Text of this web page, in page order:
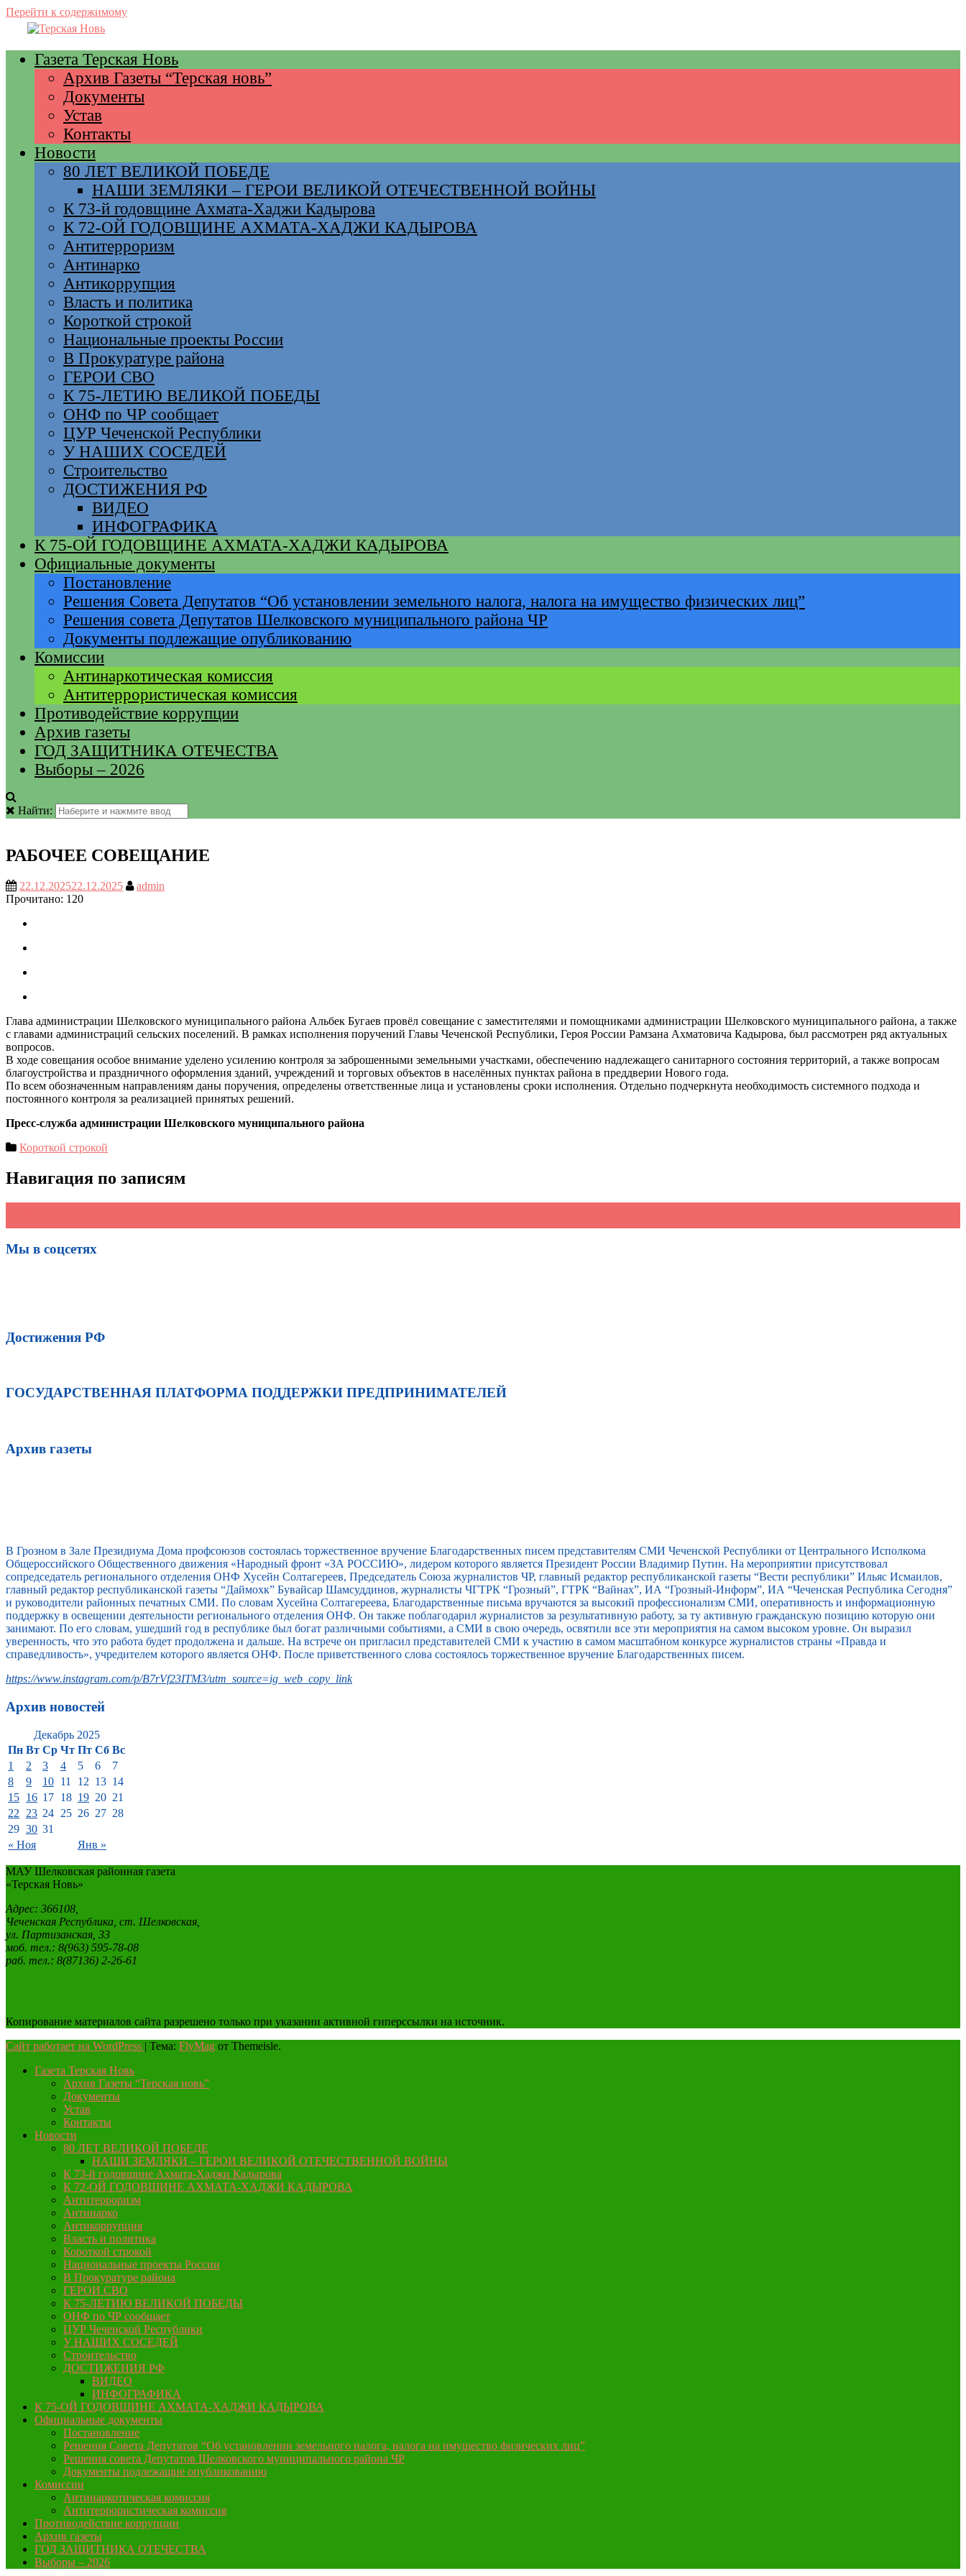
Перейти к содержимому
Газета Терская Новь
Архив Газеты “Терская новь”
Документы
Устав
Контакты
Новости
80 ЛЕТ ВЕЛИКОЙ ПОБЕДЕ
НАШИ ЗЕМЛЯКИ – ГЕРОИ ВЕЛИКОЙ ОТЕЧЕСТВЕННОЙ ВОЙНЫ
К 73-й годовщине Ахмата-Хаджи Кадырова
К 72-ОЙ ГОДОВЩИНЕ АХМАТА-ХАДЖИ КАДЫРОВА
Антитерроризм
Антинарко
Антикоррупция
Власть и политика
Короткой строкой
Национальные проекты России
В Прокуратуре района
ГЕРОИ СВО
К 75-ЛЕТИЮ ВЕЛИКОЙ ПОБЕДЫ
ОНФ по ЧР сообщает
ЦУР Чеченской Республики
У НАШИХ СОСЕДЕЙ
Строительство
ДОСТИЖЕНИЯ РФ
ВИДЕО
ИНФОГРАФИКА
К 75-ОЙ ГОДОВЩИНЕ АХМАТА-ХАДЖИ КАДЫРОВА
Официальные документы
Постановление
Решения Совета Депутатов “Об установлении земельного налога, налога на имущество физических лиц”
Решения совета Депутатов Шелковского муниципального района ЧР
Документы подлежащие опубликованию
Комиссии
Антинаркотическая комиссия
Антитеррористическая комиссия
Противодействие коррупции
Архив газеты
ГОД ЗАЩИТНИКА ОТЕЧЕСТВА
Выборы – 2026
Найти:
РАБОЧЕЕ СОВЕЩАНИЕ
22.12.202522.12.2025
admin
Прочитано: 120
Глава администрации Шелковского муниципального района Альбек Бугаев провёл совещание с заместителями и помощниками администрации Шелковского муниципального района, а также
с главами администраций сельских поселений. В рамках исполнения поручений Главы Чеченской Республики, Героя России Рамзана Ахматовича Кадырова, был рассмотрен ряд актуальных
вопросов.
В ходе совещания особое внимание уделено усилению контроля за заброшенными земельными участками, обеспечению надлежащего санитарного состояния территорий, а также вопросам
благоустройства и праздничного оформления зданий, учреждений и торговых объектов в населённых пунктах района в преддверии Нового года.
По всем обозначенным направлениям даны поручения, определены ответственные лица и установлены сроки исполнения. Отдельно подчеркнута необходимость системного подхода и
постоянного контроля за реализацией принятых решений.
Пресс-служба администрации Шелковского муниципального района
Короткой строкой
Навигация по записям
Мы в соцсетях
Достижения РФ
ГОСУДАРСТВЕННАЯ ПЛАТФОРМА ПОДДЕРЖКИ ПРЕДПРИНИМАТЕЛЕЙ
Архив газеты
В Грозном в Зале Президиума Дома профсоюзов состоялась торжественное вручение Благодарственных писем представителям СМИ Чеченской Республики от Центрального Исполкома
Общероссийского Общественного движения «Народный фронт «ЗА РОССИЮ», лидером которого является Президент России Владимир Путин. На мероприятии присутствовал
сопредседатель регионального отделения ОНФ Хусейн Солтагереев, Председатель Союза журналистов ЧР, главный редактор республиканской газеты “Вести республики” Ильяс Исмаилов,
главный редактор республиканской газеты “Даймохк” Бувайсар Шамсуддинов, журналисты ЧГТРК “Грозный”, ГТРК “Вайнах”, ИА “Грозный-Информ”, ИА “Чеченская Республика Сегодня”
и руководители районных печатных СМИ. По словам Хусейна Солтагереева, Благодарственные письма вручаются за высокий профессионализм СМИ, оперативность и информационную
поддержку в освещении деятельности регионального отделения ОНФ. Он также поблагодарил журналистов за результативную работу, за ту активную гражданскую позицию которую они
занимают. По его словам, ушедший год в республике был богат различными событиями, а СМИ в свою очередь, освятили все эти мероприятия на самом высоком уровне. Он выразил
уверенность, что это работа будет продолжена и дальше. На встрече он пригласил представителей СМИ к участию в самом масштабном конкурсе журналистов страны «Правда и
справедливость», учредителем которого является ОНФ. После приветственного слова состоялось торжественное вручение Благодарственных писем.
https://www.instagram.com/p/B7rVf23ITM3/utm_source=ig_web_copy_link
Архив новостей
Декабрь 2025
Пн Вт Ср Чт Пт Сб Вс
« Ноя Янв »
1 2 3 4 5 6
7
8
9 10 11 12 13 14
15 16 17 18 19 20 21
22
23 24 25 26 27 28
29 30 31
МАУ Шелковская районная газета
«Терская Новь»
Адрес: 366108,
Чеченская Республика, ст. Шелковская,
ул. Партизанская, 33
моб. тел.: 8(963) 595-78-08
раб. тел.: 8(87136) 2-26-61
Копирование материалов сайта разрешено только при указании активной гиперссылки на источник.
Сайт работает на WordPress | Тема: FlyMag от Themeisle.
Газета Терская Новь
Архив Газеты “Терская новь”
Документы
Устав
Контакты
Новости
80 ЛЕТ ВЕЛИКОЙ ПОБЕДЕ
НАШИ ЗЕМЛЯКИ – ГЕРОИ ВЕЛИКОЙ ОТЕЧЕСТВЕННОЙ ВОЙНЫ
К 73-й годовщине Ахмата-Хаджи Кадырова
К 72-ОЙ ГОДОВЩИНЕ АХМАТА-ХАДЖИ КАДЫРОВА
Антитерроризм
Антинарко
Антикоррупция
Власть и политика
Короткой строкой
Национальные проекты России
В Прокуратуре района
ГЕРОИ СВО
К 75-ЛЕТИЮ ВЕЛИКОЙ ПОБЕДЫ
ОНФ по ЧР сообщает
ЦУР Чеченской Республики
У НАШИХ СОСЕДЕЙ
Строительство
ДОСТИЖЕНИЯ РФ
ВИДЕО
ИНФОГРАФИКА
К 75-ОЙ ГОДОВЩИНЕ АХМАТА-ХАДЖИ КАДЫРОВА
Официальные документы
Постановление
Решения Совета Депутатов “Об установлении земельного налога, налога на имущество физических лиц”
Решения совета Депутатов Шелковского муниципального района ЧР
Документы подлежащие опубликованию
Комиссии
Антинаркотическая комиссия
Антитеррористическая комиссия
Противодействие коррупции
Архив газеты
ГОД ЗАЩИТНИКА ОТЕЧЕСТВА
Выборы – 2026